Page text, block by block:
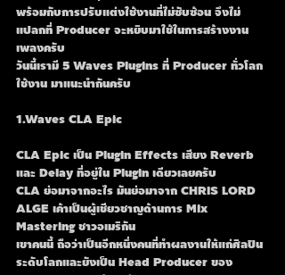
พร้อมกับการปรับแต่งใช้งานที่ไม่ซับซ้อน จึงไม่
แปลกที่ Producer จะหยิบมาใช้ในการสร้างงาน
เพลงครับ
วันนี้เรามี 5 Waves Plugins ที่ Producer ทั่วโลก
ใช้งาน มาแนะนำกันครับ
1.Waves CLA Epic
CLA Epic เป็น Plugin Effects เสียง Reverb
และ Delay ที่อยู่ใน Plugin เดียวเลยครับ
CLA ย่อมาจากอะไร มันย่อมาจาก CHRIS LORD
ALGE เค้าเป็นผู้เชียวชาญด้านการ Mix
Mastering ชาวอเมริกัน
เขาคนนี้ ถือว่าเป็นอีกหนึ่งคนที่ทำผลงานให้แก่ศิลปิน
ระดับโลกและยังเป็น Head Producer ของ